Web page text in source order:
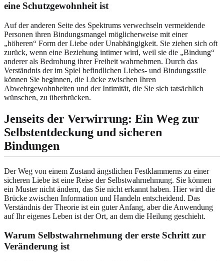
eine Schutzgewohnheit ist
Auf der anderen Seite des Spektrums verwechseln vermeidende
Personen ihren Bindungsmangel möglicherweise mit einer
„höheren“ Form der Liebe oder Unabhängigkeit. Sie ziehen sich oft
zurück, wenn eine Beziehung intimer wird, weil sie die „Bindung“
anderer als Bedrohung ihrer Freiheit wahrnehmen. Durch das
Verständnis der im Spiel befindlichen Liebes- und Bindungsstile
können Sie beginnen, die Lücke zwischen Ihren
Abwehrgewohnheiten und der Intimität, die Sie sich tatsächlich
wünschen, zu überbrücken.
Jenseits der Verwirrung: Ein Weg zur
Selbstentdeckung und sicheren
Bindungen
Der Weg von einem Zustand ängstlichen Festklammerns zu einer
sicheren Liebe ist eine Reise der Selbstwahrnehmung. Sie können
ein Muster nicht ändern, das Sie nicht erkannt haben. Hier wird die
Brücke zwischen Information und Handeln entscheidend. Das
Verständnis der Theorie ist ein guter Anfang, aber die Anwendung
auf Ihr eigenes Leben ist der Ort, an dem die Heilung geschieht.
Warum Selbstwahrnehmung der erste Schritt zur
Veränderung ist